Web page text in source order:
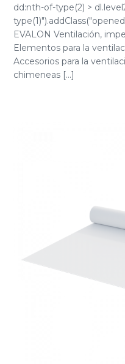
dd:nth-of-type(2) >
EVALON Ventilación,
Elementos para la
Accesorios para la
chimeneas [...]